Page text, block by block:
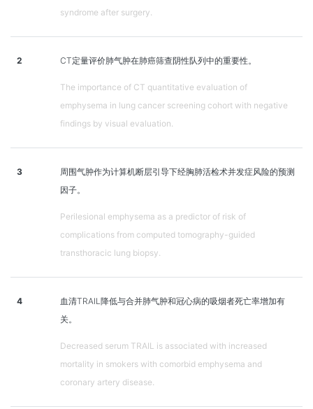
syndrome after surgery.
2 CT定量评价肺气肿在肺癌筛查阴性队列中的重要性。
The importance of CT quantitative evaluation of
emphysema in lung cancer screening cohort with negative
findings by visual evaluation.
3
周围气肿作为计算机断层引导下经胸肺活检术并发症风险的预测
因子。
Perilesional emphysema as a predictor of risk of
complications from computed tomography-guided
transthoracic lung biopsy.
4
血清TRAIL降低与合并肺气肿和冠心病的吸烟者死亡率增加有
关。
Decreased serum TRAIL is associated with increased
mortality in smokers with comorbid emphysema and
coronary artery disease.